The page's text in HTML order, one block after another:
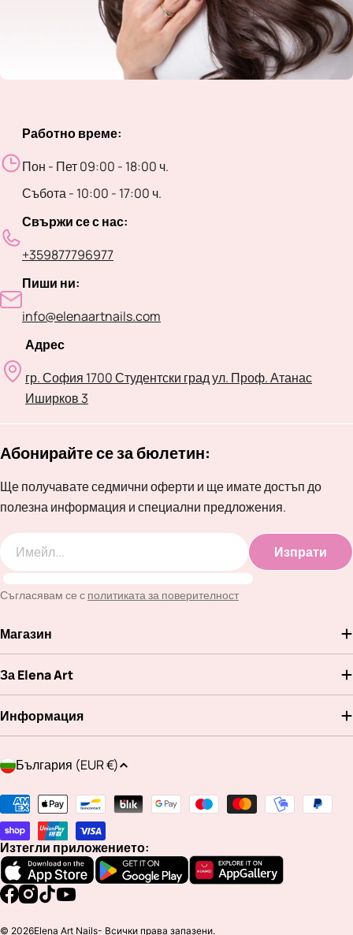
Работно време:
Пон - Пет 09:00 - 18:00 ч.
Събота - 10:00 - 17:00 ч.
Свържи се с нас:
+359877796977
Пиши ни:
info@elenaartnails.com
Адрес
гр. София 1700 Студентски град ул. Проф. Атанас
Иширков 3
Абонирайте се за бюлетин:
Ще получавате седмични оферти и ще имате достъп до
полезна информация и специални предложения.
Изпрати
Съгласявам се с политиката за поверителност
Магазин
За Elena Art
Информация
Д
р
ж
а
в
а
/
р
България (EUR €)
Методи
на
плащане
Изтегли приложението:
Facebook
Instagram
TikTokYouTube
© 2026Elena Art Nails- Всички права запазени.